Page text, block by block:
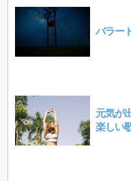
バラー
元気が
楽しい